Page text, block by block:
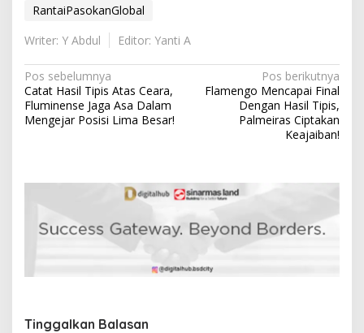
RantaiPasokanGlobal
Writer: Y Abdul
Editor: Yanti A
N
a
v
o
Pos sebelumnya
Catat Hasil Tipis Atas Ceara,
Fluminense Jaga Asa Dalam
Mengejar Posisi Lima Besar!
Pos berikutnya
Flamengo Mencapai Final
Dengan Hasil Tipis,
Palmeiras Ciptakan
Keajaiban!
Tinggalkan Balasan